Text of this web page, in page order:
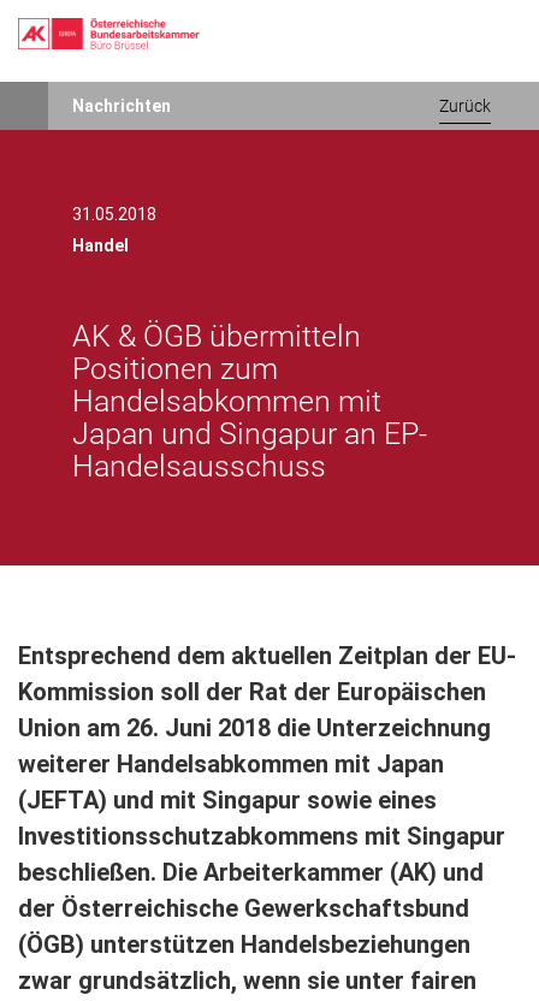
Nachrichten Zurück
31.05.2018
Handel
AK & ÖGB übermitteln
Positionen zum
Handelsabkommen mit
Japan und Singapur an EP-
Handelsausschuss
Entsprechend dem aktuellen Zeitplan der EU-
Kommission soll der Rat der Europäischen
Union am 26. Juni 2018 die Unterzeichnung
weiterer Handelsabkommen mit Japan
(JEFTA) und mit Singapur sowie eines
Investitionsschutzabkommens mit Singapur
beschließen. Die Arbeiterkammer (AK) und
der Österreichische Gewerkschaftsbund
(ÖGB) unterstützen Handelsbeziehungen
zwar grundsätzlich, wenn sie unter fairen